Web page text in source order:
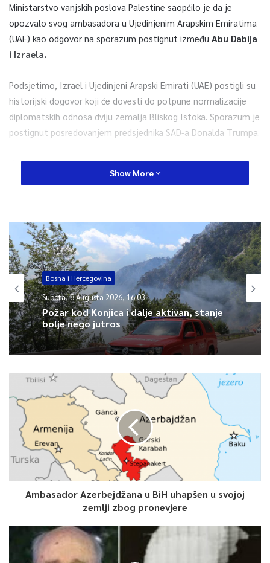
Ministarstvo vanjskih poslova Palestine saopćilo je da je
opozvalo svog ambasadora u Ujedinjenim Arapskim Emiratima
(UAE) kao odgovor na sporazum postignut između Abu Dabija
i Izraela.
Podsjetimo, Izrael i Ujedinjeni Arapski Emirati (UAE) postigli su
historijski dogovor koji će dovesti do potpune normalizacije
diplomatskih odnosa dviju zemalja Bliskog Istoka. Sporazum je
postignut posredovanjem predsjednika SAD-a Donalda Trumpa.
U zajedničkom saopćenju SAD-a, UAE i Izraela navodi se da će
promovisati mir u regiji Bliskog Istoka,
Dabija Mohammeda bin Zayeda al-Nahyana, Trumpa i
izraelskog premijera Benjamina Netanyahua.
0
Article Rating
Show More
Bosna i Hercegovina
Subota, 8 Augusta 2026, 16:03
Požar kod Konjica i dalje aktivan, stanje
bolje nego jutros
Ambasador Azerbejdžana u BiH uhapšen u svojoj
zemlji zbog pronevjere